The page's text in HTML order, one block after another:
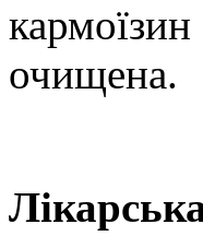
кармоїзин
очищена.